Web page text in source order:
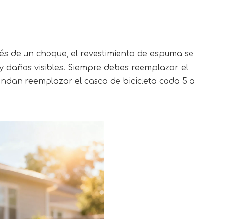
de un choque, el revestimiento de espuma se
visibles. Siempre debes reemplazar el
reemplazar el casco de bicicleta cada 5 a